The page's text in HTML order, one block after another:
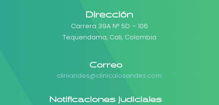
Dirección
Carrera 39A N° 5D – 106
Tequendama, Cali, Colombia
Correo
cliniandes@clinicalosandes.com
Notificaciones judiciales